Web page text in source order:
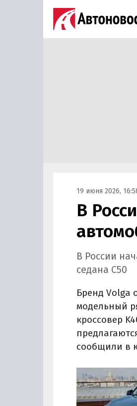
19 июня 2026,
В
В России
седана C50
Бренд Volga
модельный
кроссовер
сообщили в